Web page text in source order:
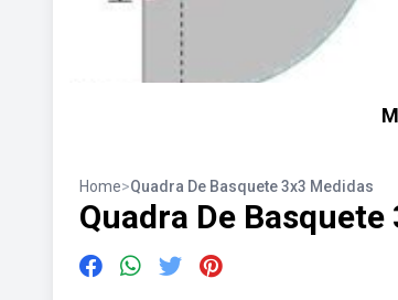
Home>Quadra De Basquete 3x3 Medidas
Quadra De